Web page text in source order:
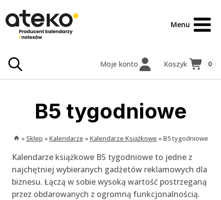
treści
do
treści
Menu
Moje konto Koszyk 0
B5 tygodniowe
»Sklep »Kalendarze »Kalendarze Książkowe »B5 tygodniowe
Kalendarze książkowe B5 tygodniowe to jedne z
najchętniej wybieranych gadżetów reklamowych dla
biznesu. Łączą w sobie wysoką wartość postrzeganą
przez obdarowanych z ogromną funkcjonalnością.